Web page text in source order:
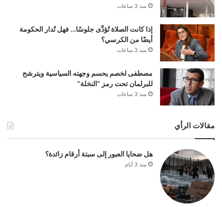
منذ 3 ساعات
إذا كانت الصلاة تُؤدَّى جلوسًا… فهل تُدار الحكومة
أيضًا من الكرسي؟
منذ 3 ساعات
مصطفى لخصم يحسم وجهته السياسية ويترشح
للبرلمان تحت رمز “النخلة”
منذ 3 ساعات
مقالات الرأي
هل ضحايا العبور إلى سبتة أرقام زائدة؟
منذ 3 أيام